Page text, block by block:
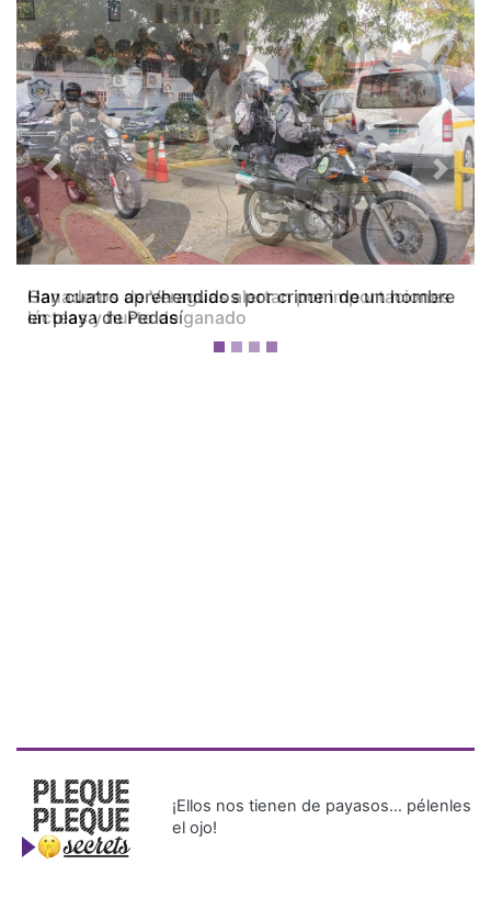
Ganaderos de Veraguas alertan por importaciones
lácteas y hurto de ganado
Previous Next
¡Ellos nos tienen de payasos… pélenles
el ojo!